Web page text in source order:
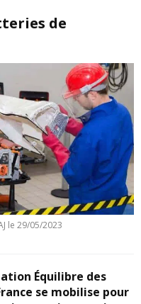
de
le 29/05/2023
Équilibre des
se mobilise pour